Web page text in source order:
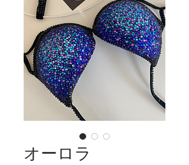
オーロラ